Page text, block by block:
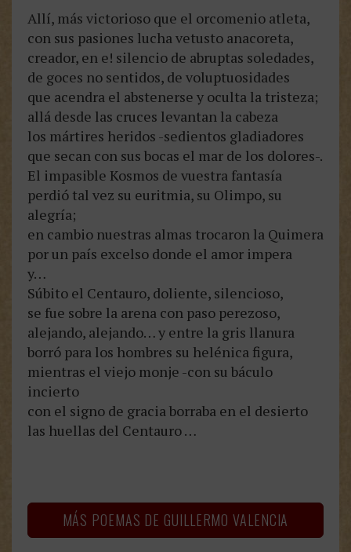
Allí, más victorioso que el orcomenio atleta,
con sus pasiones lucha vetusto anacoreta,
creador, en e! silencio de abruptas soledades,
de goces no sentidos, de voluptuosidades
que acendra el abstenerse y oculta la tristeza;
allá desde las cruces levantan la cabeza
los mártires heridos -sedientos gladiadores
que secan con sus bocas el mar de los dolores-.
El impasible Kosmos de vuestra fantasía
perdió tal vez su euritmia, su Olimpo, su
alegría;
en cambio nuestras almas trocaron la Quimera
por un país excelso donde el amor impera
y…
Súbito el Centauro, doliente, silencioso,
se fue sobre la arena con paso perezoso,
alejando, alejando… y entre la gris llanura
borró para los hombres su helénica figura,
mientras el viejo monje -con su báculo
incierto
con el signo de gracia borraba en el desierto
las huellas del Centauro …
MÁS POEMAS DE GUILLERMO VALENCIA